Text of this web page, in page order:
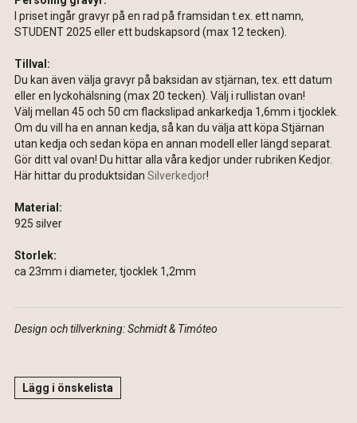
I priset ingår gravyr på en rad på framsidan t.ex. ett namn,
STUDENT 2025 eller ett budskapsord (max 12 tecken).
Tillval:
Du kan även välja gravyr på baksidan av stjärnan, tex. ett datum
eller en lyckohälsning (max 20 tecken). Välj i rullistan ovan!
Välj mellan 45 och 50 cm flackslipad ankarkedja 1,6mm i tjocklek.
Om du vill ha en annan kedja, så kan du välja att köpa Stjärnan
utan kedja och sedan köpa en annan modell eller längd separat.
Gör ditt val ovan! Du hittar alla våra kedjor under rubriken Kedjor.
Här hittar du produktsidan Silverkedjor!
Material:
925 silver
Storlek:
ca 23mm i diameter, tjocklek 1,2mm
Design och tillverkning: Schmidt & Timóteo
Lägg i önskelista